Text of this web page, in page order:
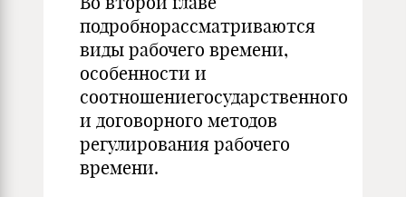
подробнорассматриваются
виды рабочего времени,
особенности и
соотношениегосударственного
и договорного методов
регулирования рабочего
времени.